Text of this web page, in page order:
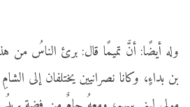
وله أيضًا: أنَّ تميمًا قال: برئ الناسُ من
بن بداءٍ، وكانا نصرانيين يختلفان إلى